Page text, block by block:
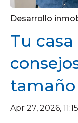
Desarrollo
Tu
Apr 27, 2026,